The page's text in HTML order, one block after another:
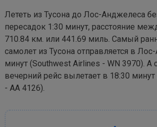
Лететь из Тусона до Лос-Анджелеса
пересадок 1:30 минут, расстояние
710.84 км. или 441.69 миль. Самый
самолет из Тусона отправляется в
минут (Southwest Airlines - WN 3970). А
вечерний рейс вылетает в 18:30 минут
- AA 4126).